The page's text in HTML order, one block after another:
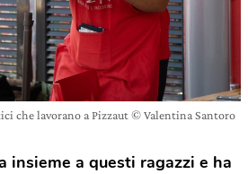
che lavorano a Pizzaut © Valentina Santoro
insieme a questi ragazzi e ha